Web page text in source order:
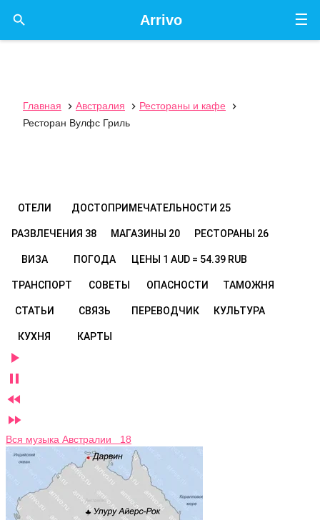
☰
Arrivo

Главная  Австралия  Рестораны и кафе

Ресторан Вулфс Гриль
ОТЕЛИ ДОСТОПРИМЕЧАТЕЛЬНОСТИ 25
РАЗВЛЕЧЕНИЯ 38 МАГАЗИНЫ 20 РЕСТОРАНЫ 26
ВИЗА ПОГОДА ЦЕНЫ 1 AUD = 54.39 RUB
ТРАНСПОРТ СОВЕТЫ ОПАСНОСТИ ТАМОЖНЯ
СТАТЬИ СВЯЗЬ ПЕРЕВОДЧИК КУЛЬТУРА
КУХНЯ КАРТЫ




Вся музыка Австралии 18